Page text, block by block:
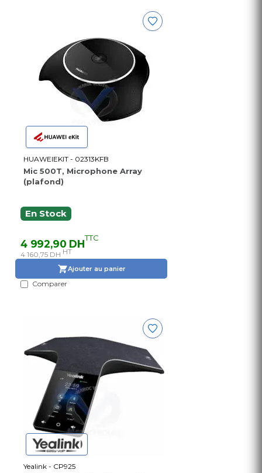
HUAWEIEKIT - 02313KFB
Mic 500T, Microphone Array
(plafond)
En Stock
4 992,90 DHTTC
4 160,75 DH HT
Ajouter au panier
Comparer
Yealink - CP925